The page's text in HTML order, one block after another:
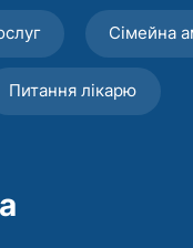
Сімейна
Питання лікарю